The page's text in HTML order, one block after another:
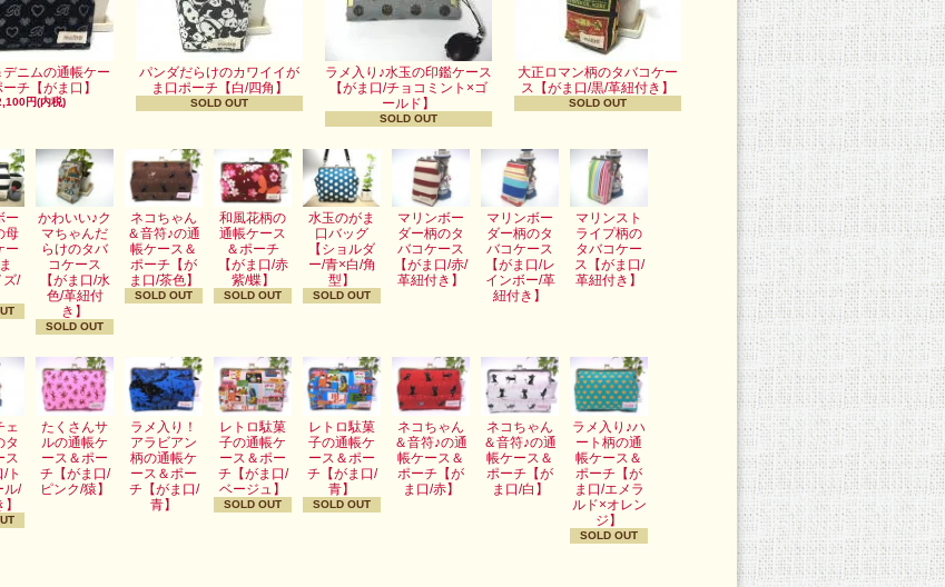
ニムの通帳ケー
チ【がま口】
円(内税)
パンダだらけのカワイイが
ま口ポーチ【白/四角】
SOLD OUT
ラメ入り♪水玉の印鑑ケース
【がま口/チョコミント×ゴ
ールド】
SOLD OUT
大正ロマン柄のタバコケー
ス【がま口/黒/革紐付き】
SOLD OUT
ー
母
ー
ズ/
かわいい♪ク
マちゃんだ
らけのタバ
コケース
【がま口/水
色/革紐付
き】
SOLD OUT
ネコちゃん
＆音符♪の通
帳ケース＆
ポーチ【が
ま口/茶色】
SOLD OUT
和風花柄の
通帳ケース
＆ポーチ
【がま口/赤
紫/蝶】
SOLD OUT
水玉のがま
口バッグ
【ショルダ
ー/青×白/角
型】
SOLD OUT
マリンボー
ダー柄のタ
バコケース
【がま口/赤/
革紐付き】
マリンボー
ダー柄のタ
バコケース
【がま口/レ
インボー/革
紐付き】
マリンスト
ライプ柄の
タバコケー
ス【がま口/
革紐付き】
ェ
タ
ス
/ト
ル/
たくさんサ
ルの通帳ケ
ース＆ポー
チ【がま口/
ピンク/猿】
ラメ入り！
アラビアン
柄の通帳ケ
ース＆ポー
チ【がま口/
青】
レトロ駄菓
子の通帳ケ
ース＆ポー
チ【がま口/
ベージュ】
SOLD OUT
レトロ駄菓
子の通帳ケ
ース＆ポー
チ【がま口/
青】
SOLD OUT
ネコちゃん
＆音符♪の通
帳ケース＆
ポーチ【が
ま口/赤】
ネコちゃん
＆音符♪の通
帳ケース＆
ポーチ【が
ま口/白】
ラメ入り♪ハ
ート柄の通
帳ケース＆
ポーチ【が
ま口/エメラ
ルド×オレン
ジ】
SOLD OUT